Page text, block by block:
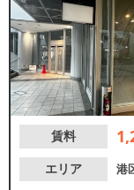
賃料
エリア
港